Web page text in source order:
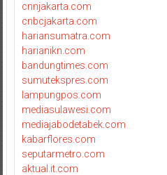
cnnjakarta.com
cnbcjakarta.com
hariansumatra.com
harianikn.com
bandungtimes.com
sumutekspres.com
lampungpos.com
mediasulawesi.com
mediajabodetabek.com
kabarflores.com
seputarmetro.com
aktual.it.com